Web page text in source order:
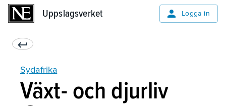
Uppslagsverket Logga in
Sydafrika
Växt- och djurliv